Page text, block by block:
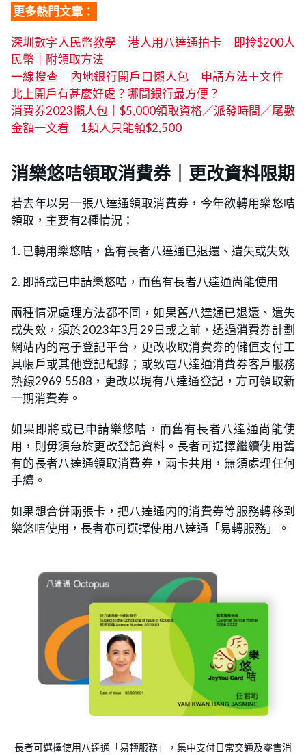
更多熱門文章：
深圳數字人民幣教學 港人用八達通拍卡 即拎$200人
民幣｜附領取方法
一線搜查｜內地銀行開戶口懶人包 申請方法＋文件
北上開戶有甚麼好處？哪間銀行最方便？
消費券2023懶人包｜$5,000領取資格／派發時間／尾數
金額一文看 1類人只能領$2,500
消樂悠咭領取消費券｜更改資料限期
若去年以另一張八達通領取消費券，今年欲轉用樂悠咭
領取，主要有2種情況：
1. 已轉用樂悠咭，舊有長者八達通已退還、遺失或失效
2. 即將或已申請樂悠咭，而舊有長者八達通尚能使用
兩種情況處理方法都不同，如果舊八達通已退還、遺失
或失效，須於2023年3月29日或之前，透過消費券計劃
網站內的電子登記平台，更改收取消費券的儲值支付工
具帳戶或其他登記紀錄；或致電八達通消費券客戶服務
熱線2969 5588，更改以現有八達通登記，方可領取新
一期消費券。
如果即將或已申請樂悠咭，而舊有長者八達通尚能使
用，則毋須急於更改登記資料。長者可選擇繼續使用舊
有的長者八達通領取消費券，兩卡共用，無須處理任何
手續。
如果想合併兩張卡，把八達通内的消費券等服務轉移到
樂悠咭使用，長者亦可選擇使用八達通「易轉服務」。
長者可選擇使用八達通「易轉服務」，集中支付日常交通及零售消